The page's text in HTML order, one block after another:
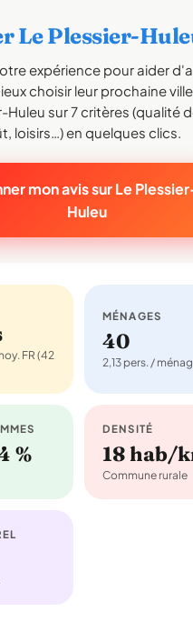
Le Plessier-
expérience pour aider
choisir leur prochaine
Huleu sur 7 critères (qualité
loisirs…) en quelques clics.
mon avis sur Le
Huleu
FR (42
MÉNAGES
40
2,13 pers. /
%
DENSITÉ
18 hab/
Commune rurale